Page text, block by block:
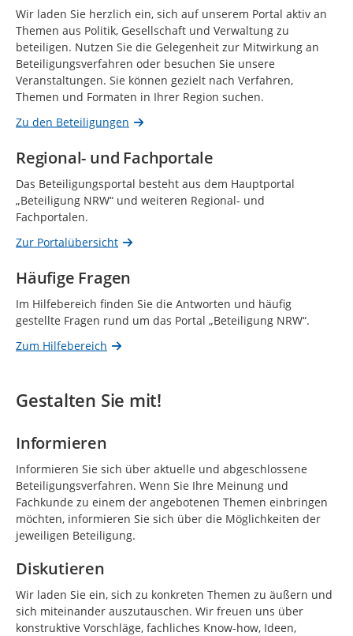
Wir laden Sie herzlich ein, sich auf unserem Portal aktiv an
Themen aus Politik, Gesellschaft und Verwaltung zu
beteiligen. Nutzen Sie die Gelegenheit zur Mitwirkung an
Beteiligungsverfahren oder besuchen Sie unsere
Veranstaltungen. Sie können gezielt nach Verfahren,
Themen und Formaten in Ihrer Region suchen.
Zu den Beteiligungen
Regional- und Fachportale
Das Beteiligungsportal besteht aus dem Hauptportal
„Beteiligung NRW“ und weiteren Regional- und
Fachportalen.
Zur Portalübersicht
Häufige Fragen
Im Hilfebereich finden Sie die Antworten und häufig
gestellte Fragen rund um das Portal „Beteiligung NRW“.
Zum Hilfebereich
Gestalten Sie mit!
Informieren
Informieren Sie sich über aktuelle und abgeschlossene
Beteiligungsverfahren. Wenn Sie Ihre Meinung und
Fachkunde zu einem der angebotenen Themen einbringen
möchten, informieren Sie sich über die Möglichkeiten der
jeweiligen Beteiligung.
Diskutieren
Wir laden Sie ein, sich zu konkreten Themen zu äußern und
sich miteinander auszutauschen. Wir freuen uns über
konstruktive Vorschläge, fachliches Know-how, Ideen,